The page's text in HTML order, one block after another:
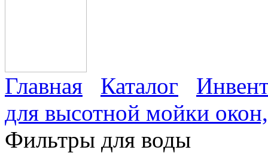
Главная Каталог
для высотной мойки
Фильтры для воды